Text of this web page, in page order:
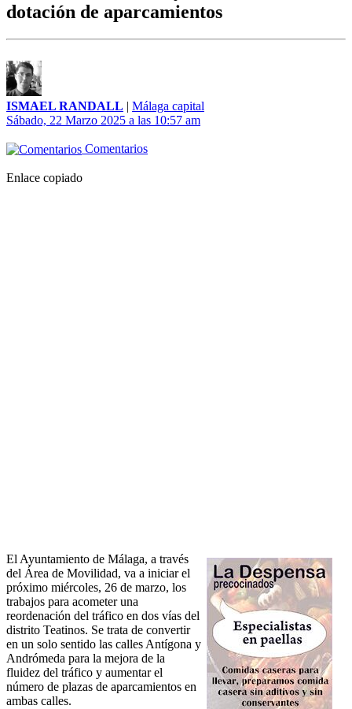
dotación de aparcamientos
ISMAEL RANDALL | Málaga capital
Sábado, 22 Marzo 2025 a las 10:57 am
Comentarios
Enlace copiado
El Ayuntamiento de Málaga, a través
del Área de Movilidad, va a iniciar el
próximo miércoles, 26 de marzo, los
trabajos para acometer una
reordenación del tráfico en dos vías del
distrito Teatinos. Se trata de convertir
en un solo sentido las calles Antígona y
Andrómeda para la mejora de la
fluidez del tráfico y aumentar el
número de plazas de aparcamientos en
ambas calles.